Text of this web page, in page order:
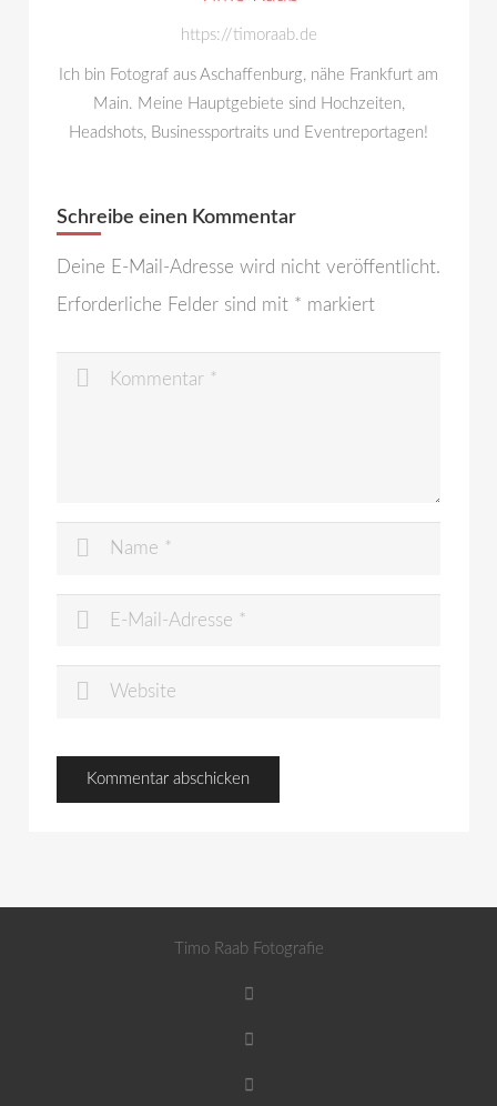
https://timoraab.de
Ich bin Fotograf aus Aschaffenburg, nähe Frankfurt am
Main. Meine Hauptgebiete sind Hochzeiten,
Headshots, Businessportraits und Eventreportagen!
Schreibe einen Kommentar
Deine E-Mail-Adresse wird nicht veröffentlicht.
Erforderliche Felder sind mit * markiert
Timo Raab Fotografie